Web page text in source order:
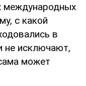
международных
с какой
в
не исключают,
может